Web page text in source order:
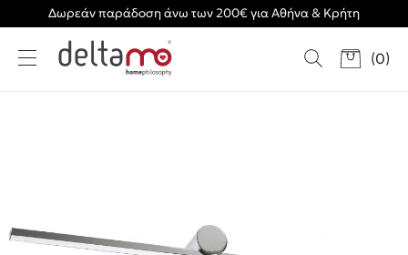
Δωρεάν παράδοση άνω των 200€ για Αθήνα & Κρήτη
(0)